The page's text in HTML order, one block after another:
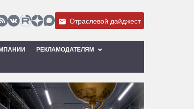
Отраслевой дайджест
РЕКЛАМОДАТЕЛЯМ